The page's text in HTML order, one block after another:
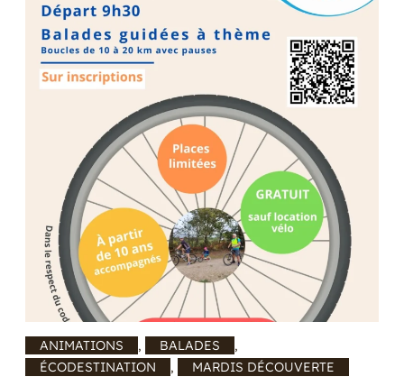
ANIMATIONS , BALADES
ÉCODESTINATION
, MARDIS DÉCOUVERTE